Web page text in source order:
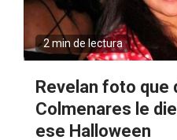
2 min de lectura
Revelan foto que
Colmenares le
ese Halloween